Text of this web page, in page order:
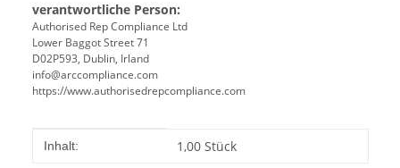
verantwortliche Person:
Authorised Rep Compliance Ltd
Lower Baggot Street 71
D02P593, Dublin, Irland
info@arccompliance.com
https://www.authorisedrepcompliance.com
Produkteigenschaft
Wert
Inhalt: 1,00 Stück